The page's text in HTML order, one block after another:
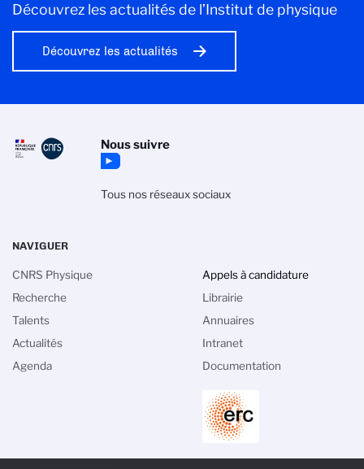
Découvrez les actualités de l’Institut de physique
Découvrez les actualités
Nous suivre
Tous nos réseaux sociaux
NAVIGUER
CNRS Physique
Recherche
Talents
Actualités
Agenda
Appels à candidature
Librairie
Annuaires
Intranet
Documentation